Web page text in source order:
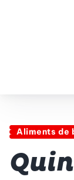
Aliments de